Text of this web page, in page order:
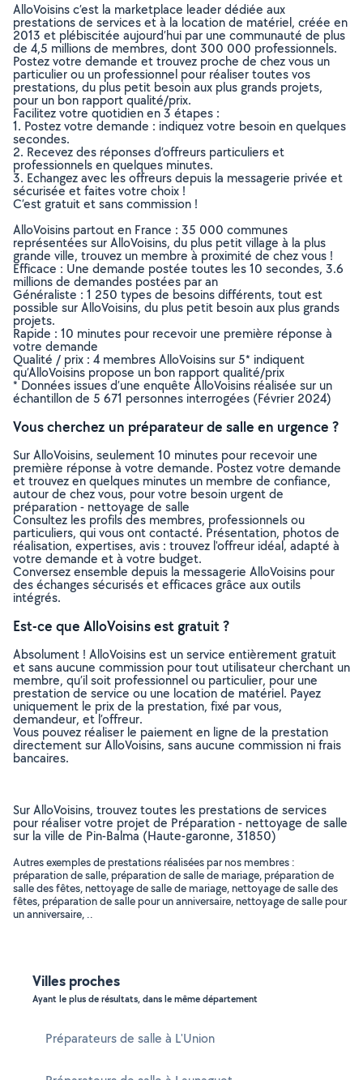
AlloVoisins c’est la marketplace leader dédiée aux
prestations de services et à la location de matériel, créée en
2013 et plébiscitée aujourd’hui par une communauté de plus
de 4,5 millions de membres, dont 300 000 professionnels.
Postez votre demande et trouvez proche de chez vous un
particulier ou un professionnel pour réaliser toutes vos
prestations, du plus petit besoin aux plus grands projets,
pour un bon rapport qualité/prix.
Facilitez votre quotidien en 3 étapes :
1. Postez votre demande : indiquez votre besoin en quelques
secondes.
2. Recevez des réponses d’offreurs particuliers et
professionnels en quelques minutes.
3. Echangez avec les offreurs depuis la messagerie privée et
sécurisée et faites votre choix !
C’est gratuit et sans commission !
AlloVoisins partout en France : 35 000 communes
représentées sur AlloVoisins, du plus petit village à la plus
grande ville, trouvez un membre à proximité de chez vous !
Efficace : Une demande postée toutes les 10 secondes, 3.6
millions de demandes postées par an
Généraliste : 1 250 types de besoins différents, tout est
possible sur AlloVoisins, du plus petit besoin aux plus grands
projets.
Rapide : 10 minutes pour recevoir une première réponse à
votre demande
Qualité / prix : 4 membres AlloVoisins sur 5* indiquent
qu’AlloVoisins propose un bon rapport qualité/prix
* Données issues d’une enquête AlloVoisins réalisée sur un
échantillon de 5 671 personnes interrogées (Février 2024)
Vous cherchez un préparateur de salle en urgence ?
Sur AlloVoisins, seulement 10 minutes pour recevoir une
première réponse à votre demande. Postez votre demande
et trouvez en quelques minutes un membre de confiance,
autour de chez vous, pour votre besoin urgent de
préparation - nettoyage de salle
Consultez les profils des membres, professionnels ou
particuliers, qui vous ont contacté. Présentation, photos de
réalisation, expertises, avis : trouvez l'offreur idéal, adapté à
votre demande et à votre budget.
Conversez ensemble depuis la messagerie AlloVoisins pour
des échanges sécurisés et efficaces grâce aux outils
intégrés.
Est-ce que AlloVoisins est gratuit ?
Absolument ! AlloVoisins est un service entièrement gratuit
et sans aucune commission pour tout utilisateur cherchant un
membre, qu’il soit professionnel ou particulier, pour une
prestation de service ou une location de matériel. Payez
uniquement le prix de la prestation, fixé par vous,
demandeur, et l’offreur.
Vous pouvez réaliser le paiement en ligne de la prestation
directement sur AlloVoisins, sans aucune commission ni frais
bancaires.
Sur AlloVoisins, trouvez toutes les prestations de services
pour réaliser votre projet de Préparation - nettoyage de salle
sur la ville de Pin-Balma (Haute-garonne, 31850)
Autres exemples de prestations réalisées par nos membres :
préparation de salle, préparation de salle de mariage, préparation de
salle des fêtes, nettoyage de salle de mariage, nettoyage de salle des
fêtes, préparation de salle pour un anniversaire, nettoyage de salle pour
un anniversaire, ..
Villes proches
Ayant le plus de résultats, dans le même département
Préparateurs de salle à L'Union